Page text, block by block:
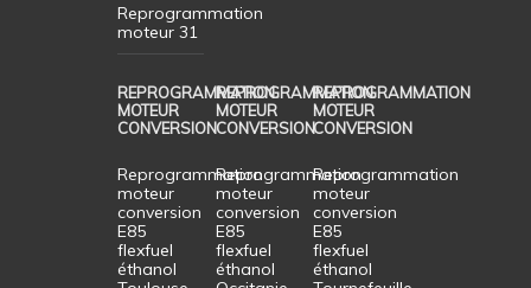
Reprogrammation
moteur 31
REPROGRAMMATION
MOTEUR
CONVERSION
Reprogrammation
moteur
conversion
E85
flexfuel
éthanol
REPROGRAMMATION
MOTEUR
CONVERSION
Reprogrammation
moteur
conversion
E85
flexfuel
éthanol
REPROGRAMMATION
MOTEUR
CONVERSION
Reprogrammation
moteur
conversion
E85
flexfuel
éthanol